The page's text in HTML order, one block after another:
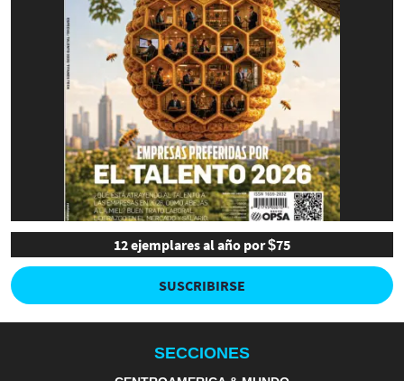
12 ejemplares al año por $75
SUSCRIBIRSE
SECCIONES